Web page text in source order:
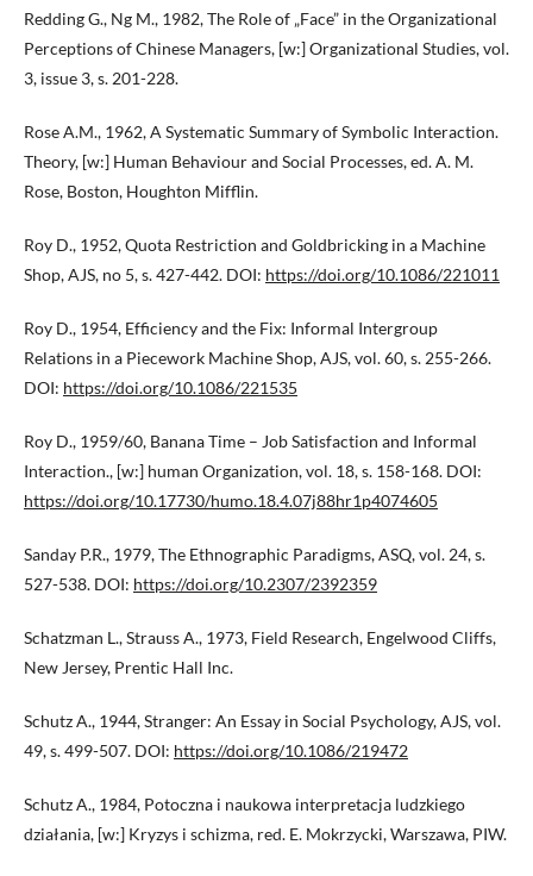
Redding G., Ng M., 1982, The Role of „Face” in the Organizational
Perceptions of Chinese Managers, [w:] Organizational Studies, vol.
3, issue 3, s. 201-228.
Rose A.M., 1962, A Systematic Summary of Symbolic Interaction.
Theory, [w:] Human Behaviour and Social Processes, ed. A. M.
Rose, Boston, Houghton Mifflin.
Roy D., 1952, Quota Restriction and Goldbricking in a Machine
Shop, AJS, no 5, s. 427-442. DOI: https://doi.org/10.1086/221011
Roy D., 1954, Efficiency and the Fix: Informal Intergroup
Relations in a Piecework Machine Shop, AJS, vol. 60, s. 255-266.
DOI: https://doi.org/10.1086/221535
Roy D., 1959/60, Banana Time – Job Satisfaction and Informal
Interaction., [w:] human Organization, vol. 18, s. 158-168. DOI:
https://doi.org/10.17730/humo.18.4.07j88hr1p4074605
Sanday P.R., 1979, The Ethnographic Paradigms, ASQ, vol. 24, s.
527-538. DOI: https://doi.org/10.2307/2392359
Schatzman L., Strauss A., 1973, Field Research, Engelwood Cliffs,
New Jersey, Prentic Hall Inc.
Schutz A., 1944, Stranger: An Essay in Social Psychology, AJS, vol.
49, s. 499-507. DOI: https://doi.org/10.1086/219472
Schutz A., 1984, Potoczna i naukowa interpretacja ludzkiego
działania, [w:] Kryzys i schizma, red. E. Mokrzycki, Warszawa, PIW.